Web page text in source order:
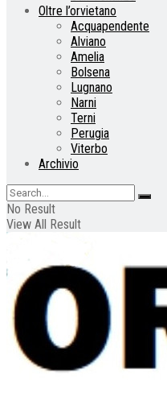
Oltre l’orvietano
Acquapendente
Alviano
Amelia
Bolsena
Lugnano
Narni
Terni
Perugia
Viterbo
Archivio
No Result
View All Result